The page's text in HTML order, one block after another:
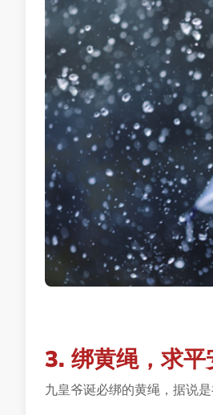
3. 绑黄绳，求平
九皇爷诞必绑的黄绳，据说